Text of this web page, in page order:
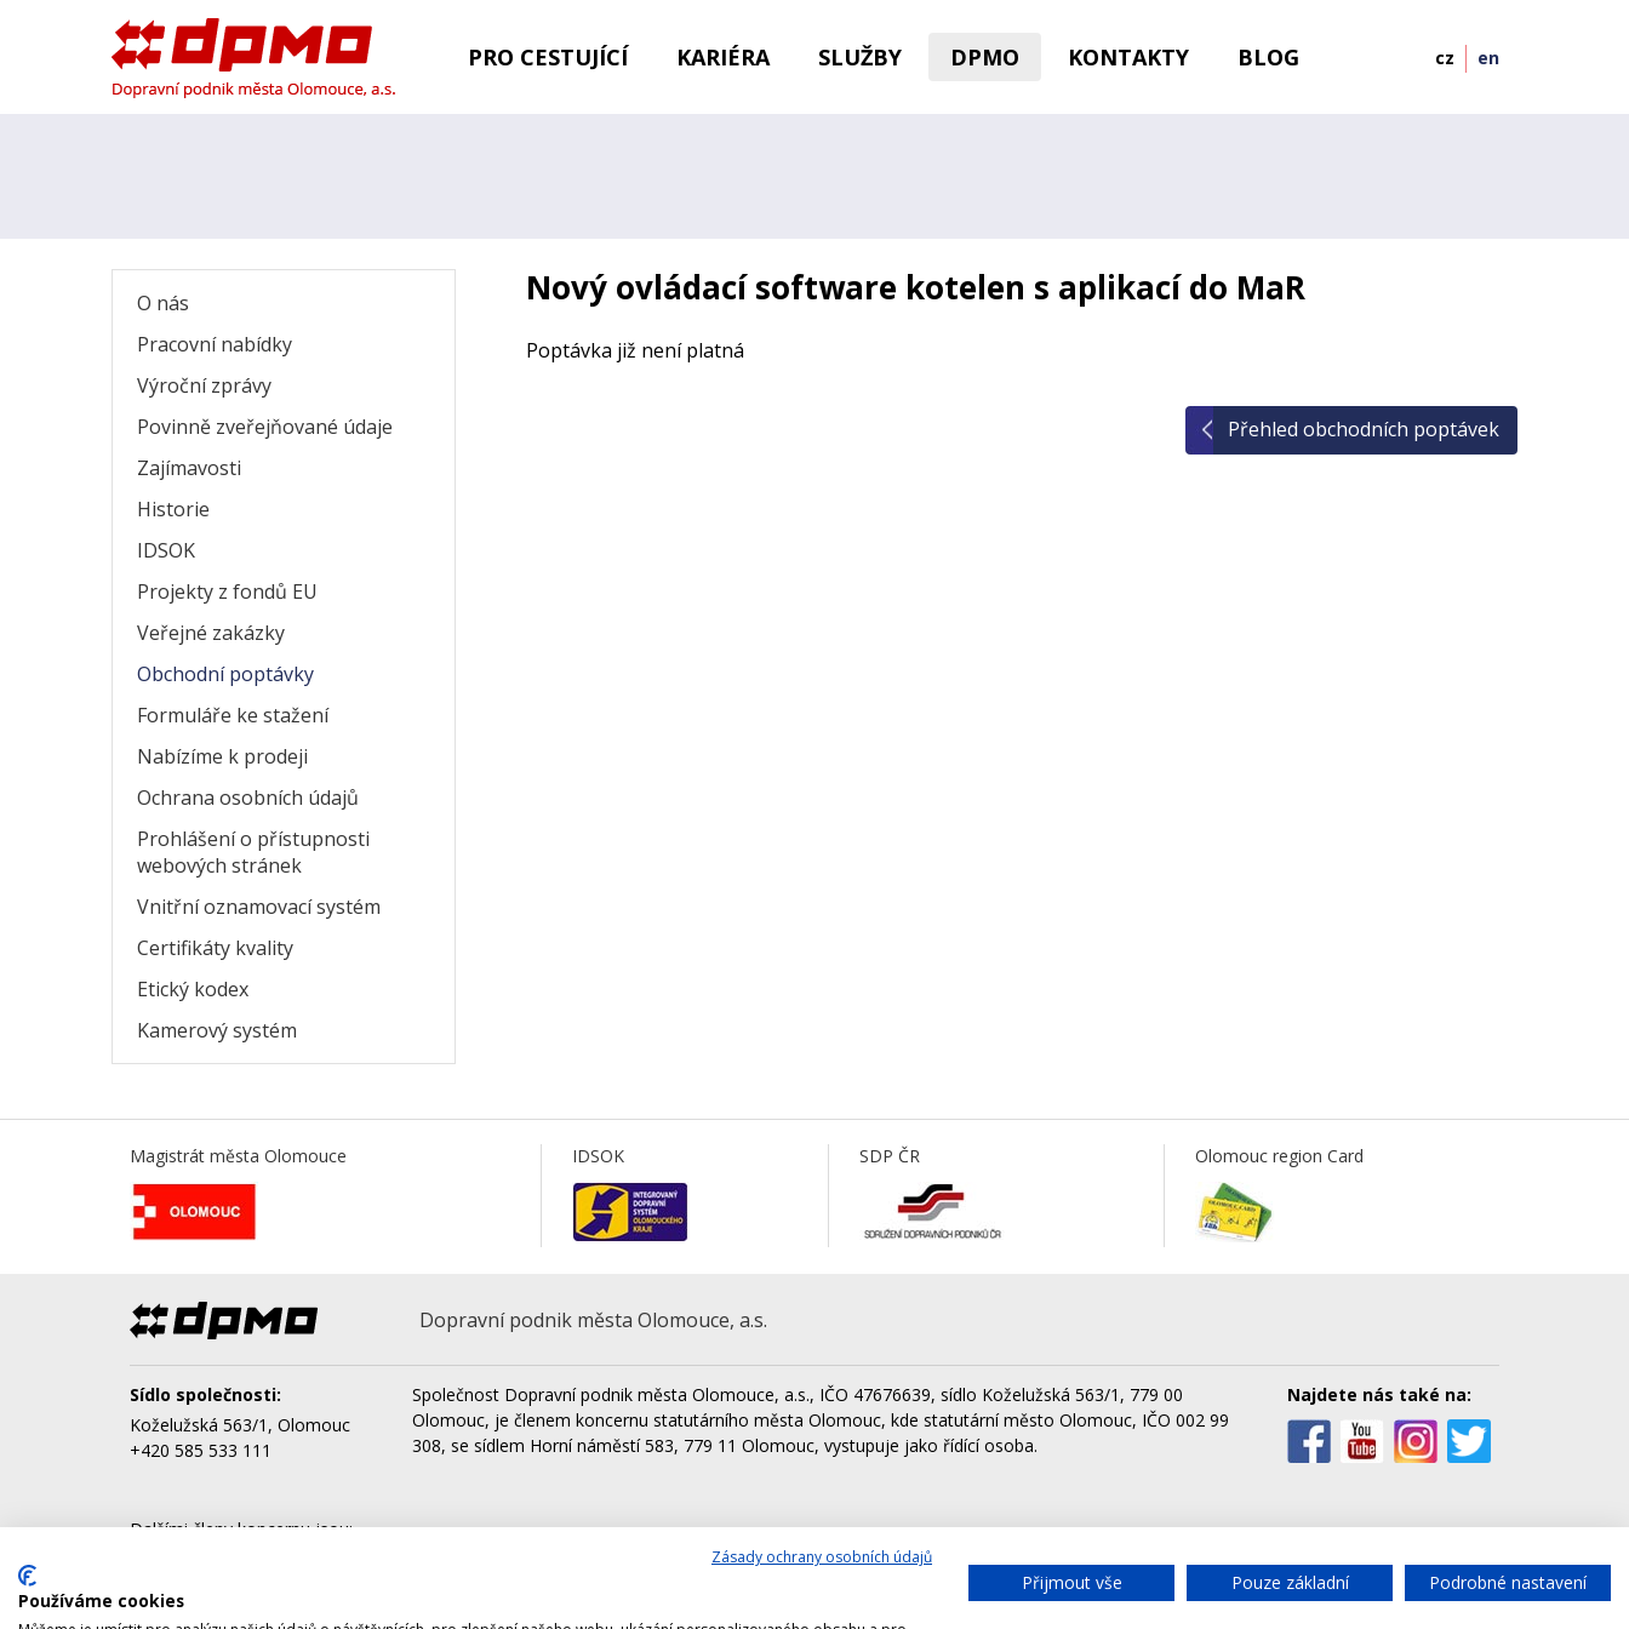
cz en
PRO CESTUJÍCÍ KARIÉRA SLUŽBY DPMO KONTAKTY BLOG
O nás
Pracovní nabídky
Výroční zprávy
Povinně zveřejňované údaje
Zajímavosti
Historie
IDSOK
Projekty z fondů EU
Veřejné zakázky
Obchodní poptávky
Formuláře ke stažení
Nabízíme k prodeji
Ochrana osobních údajů
Prohlášení o přístupnosti
webových stránek
Vnitřní oznamovací systém
Certifikáty kvality
Etický kodex
Kamerový systém
Nový ovládací software kotelen s aplikací do MaR
Poptávka již není platná
Přehled obchodních poptávek
Magistrát města Olomouce IDSOK SDP ČR Olomouc region Card
Dopravní podnik města Olomouce, a.s.
Sídlo společnosti:
Koželužská 563/1, Olomouc
+420 585 533 111
Společnost Dopravní podnik města Olomouce, a.s., IČO 47676639, sídlo Koželužská 563/1, 779 00
Olomouc, je členem koncernu statutárního města Olomouc, kde statutární město Olomouc, IČO 002 99
308, se sídlem Horní náměstí 583, 779 11 Olomouc, vystupuje jako řídící osoba.
Najdete nás také na:
Dalšími členy koncernu jsou:
Lesy města Olomouce, a.s.
Technické služby města Olomouce, a.s.
Správa nemovitostí Olomouc, a.s.
Chat- rychlý dotaz
Zásady ochrany osobních údajů
Používáme cookies
Přijmout vše Pouze základní Podrobné nastavení